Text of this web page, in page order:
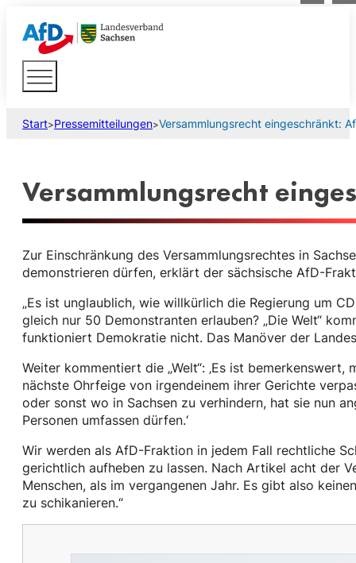
Start>Pressemitteilungen>Versammlungsrecht eingeschränkt:
Versammlungsrecht
Zur Einschränkung des Versammlungsrechtes in
demonstrieren dürfen, erklärt der sächsische AfD-
„Es ist unglaublich, wie willkürlich die Regierung um
gleich nur 50 Demonstranten erlauben? „Die Welt“
funktioniert Demokratie nicht. Das Manöver der
Weiter kommentiert die „Welt“: ‚Es ist
nächste Ohrfeige von irgendeinem ihrer Gerichte
oder sonst wo in Sachsen zu verhindern, hat sie nun
Personen umfassen dürfen.‘
Wir werden als AfD-Fraktion in jedem Fall rechtliche
gerichtlich aufheben zu lassen. Nach Artikel acht der
Menschen, als im vergangenen Jahr. Es gibt also
zu schikanieren.“